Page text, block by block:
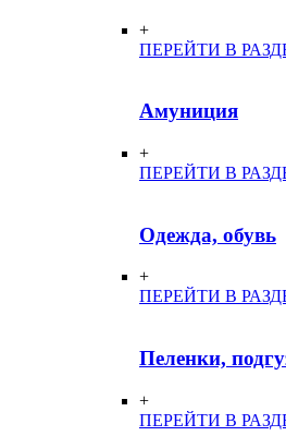
+
ПЕРЕЙТИ В
Амуниция
+
ПЕРЕЙТИ В
Одежда, обувь
+
ПЕРЕЙТИ В
Пеленки,
+
ПЕРЕЙТИ В